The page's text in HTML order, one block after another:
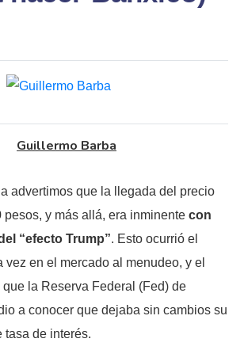
Guillermo Barba
advertimos que la llegada del precio
pesos, y más allá, era inminente con
“efecto Trump”. Esto ocurrió el
vez en el mercado al menudeo, y el
la Reserva Federal (Fed) de
a conocer que dejaba sin cambios su
tasa de interés.